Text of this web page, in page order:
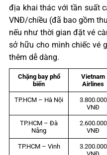
địa khai thác với tần suất
VNĐ/chiều (đã bao gồm
nếu như thời gian đặt vé
sở hữu cho mình chiếc vé
thêm dễ dàng.
Chặng bay phổ
biến
Vietnam
Airlines
TP.HCM – Hà Nội
3.800.000
VNĐ
TP.HCM – Đà
Nẵng
2.600.000
VNĐ
TP.HCM – Vinh
3.200.000